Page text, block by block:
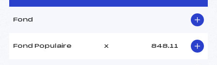
Fond
Fond Populaire x 848.11